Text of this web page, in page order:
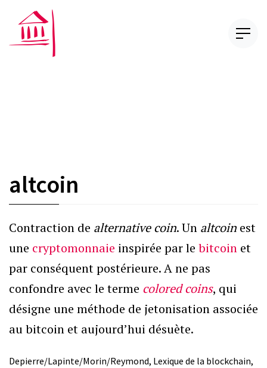
Repérages
Jurisprudence
Journée de droit bancaire et financier
Conférences
Nos webinaires
Bibliothèque
Newsletter
altcoin
Contraction de alternative coin. Un altcoin est
une cryptomonnaie inspirée par le bitcoin et
par conséquent postérieure. A ne pas
confondre avec le terme colored coins, qui
désigne une méthode de jetonisation associée
au bitcoin et aujourd’hui désuète.
Depierre/Lapinte/Morin/Reymond, Lexique de la blockchain,